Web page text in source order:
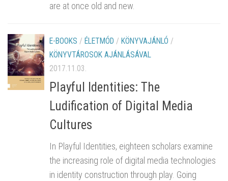
are at once old and new.
E-BOOKS / ÉLETMÓD / KÖNYVAJÁNLÓ /
KÖNYVTÁROSOK AJÁNLÁSÁVAL
2017.11.03.
Playful Identities: The
Ludification of Digital Media
Cultures
In Playful Identities, eighteen scholars examine
the increasing role of digital media technologies
in identity construction through play. Going